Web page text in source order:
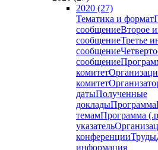
2020 (27)
Тематика и формат
сообщениеВторое
сообщениеТретье
сообщение
сообщение
комитет
комитет
датыПолученные
докладыПрограмма
темамПрограмма
указатель
конференцииТруды
информация